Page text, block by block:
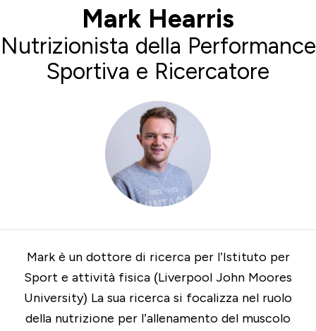
Mark Hearris
Nutrizionista della Performance
Sportiva e Ricercatore
Mark è un dottore di ricerca per l’Istituto per
Sport e attività fisica (Liverpool John Moores
University) La sua ricerca si focalizza nel ruolo
della nutrizione per l’allenamento del muscolo